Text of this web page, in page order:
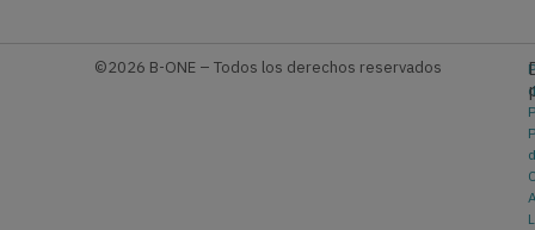
©2026 B-ONE – Todos los derechos reservados